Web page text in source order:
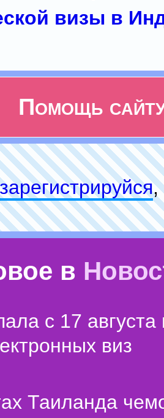
визы в
Помощь
зарeгиcтpируйся,
в
с 17 августа
виз
Таиланда